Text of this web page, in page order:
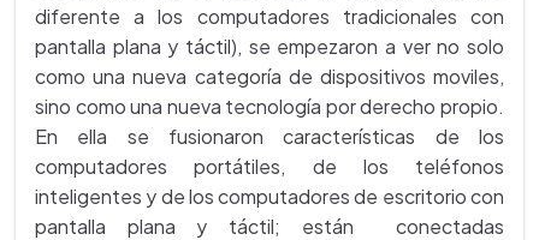
diferente a los computadores tradicionales con
pantalla plana y táctil), se empezaron a ver no solo
como una nueva categoría de dispositivos moviles,
sino como una nueva tecnología por derecho propio.
En ella se fusionaron características de los
computadores portátiles, de los teléfonos
inteligentes y de los computadores de escritorio con
pantalla plana y táctil; están conectadas